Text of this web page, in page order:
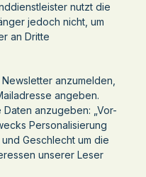
nutzt die
jedoch nicht, um
an Dritte
anzumelden,
angeben.
anzugeben: „Vor-
Personalisierung
Geschlecht um die
unserer Leser